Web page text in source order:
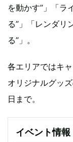
を動かす”」「ラ
る”」「レンダリ
る”」。
各エリアではキ
オリジナルグッ
日まで。
イベント情報